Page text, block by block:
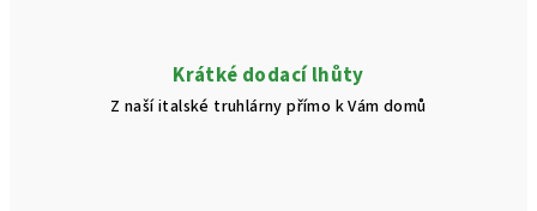
Krátké dodací lhůty
Z naší italské truhlárny přímo k Vám domů